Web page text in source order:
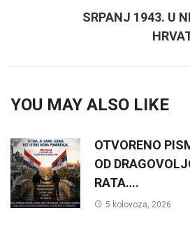
SRPANJ 1943. U
YOU MAY ALSO LIKE
OTVORENO
OD
RATA….
5 kolovoza, 2026